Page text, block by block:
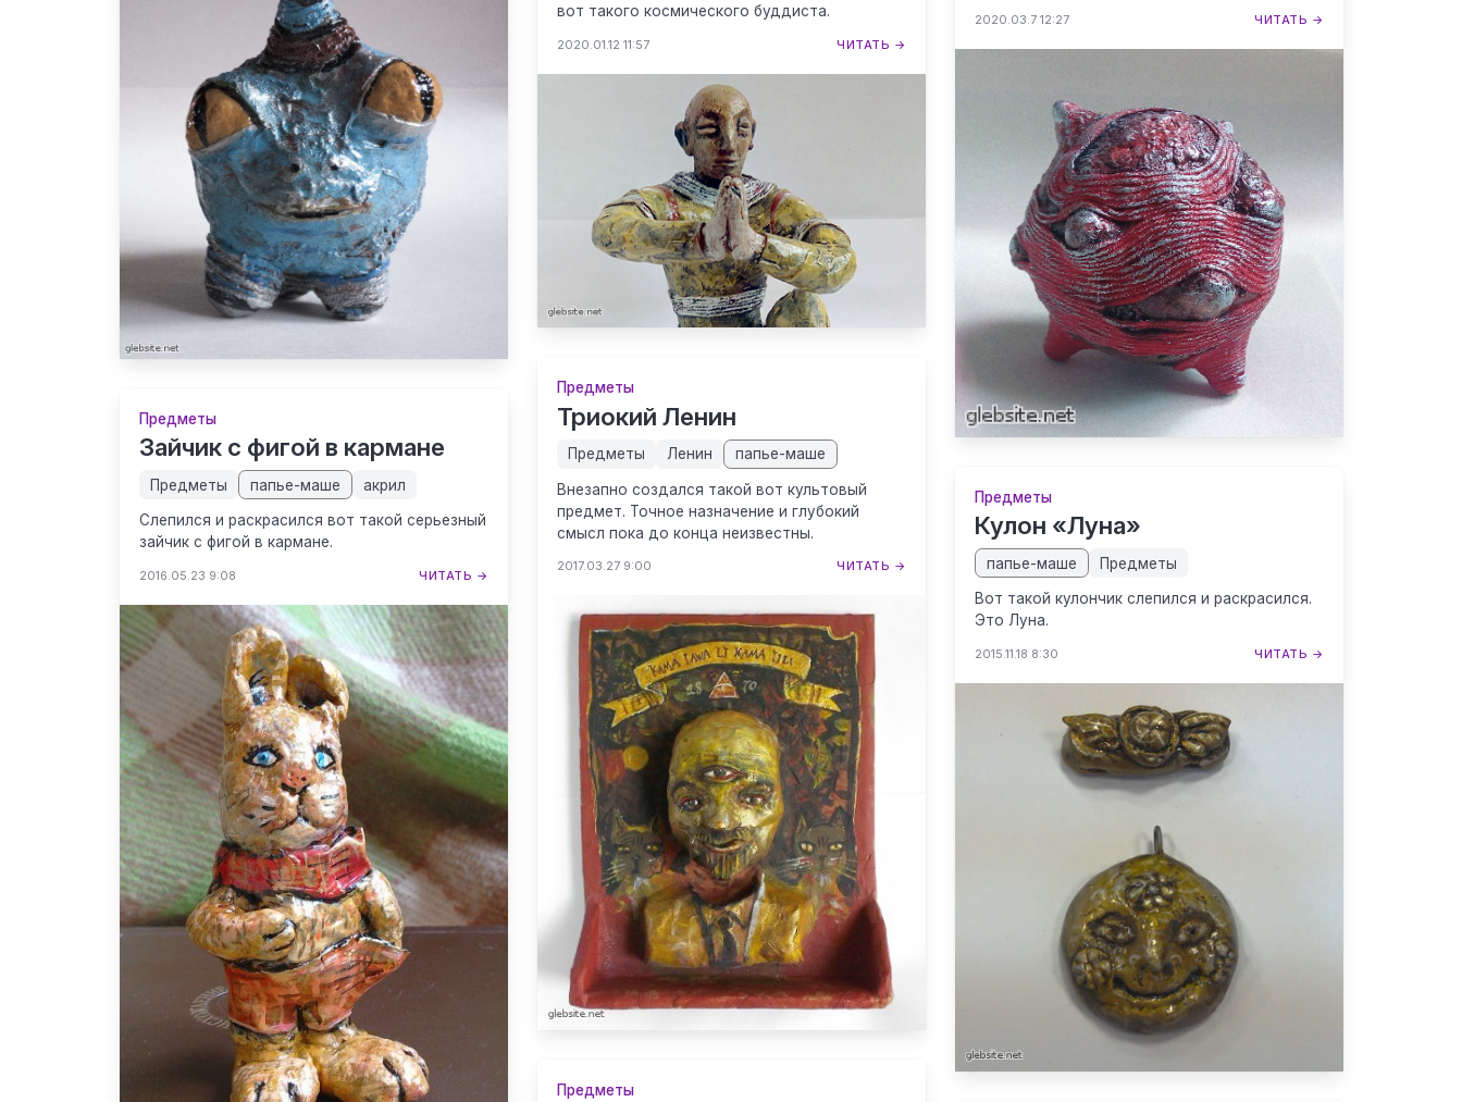
Предметы
Зайчик с фигой в кармане
Предметы папье-маше акрил
Слепился и раскрасился вот такой серьезный
зайчик с фигой в кармане.
2016.05.23 9:08 ЧИТАТЬ →
вот такого космического буддиста.
2020.01.12 11:57 ЧИТАТЬ →
Предметы
Триокий Ленин
Предметы Ленин папье-маше
Внезапно создался такой вот культовый
предмет. Точное назначение и глубокий
смысл пока до конца неизвестны.
2017.03.27 9:00 ЧИТАТЬ →
Предметы
2020.03.7 12:27 ЧИТАТЬ →
Предметы
Кулон «Луна»
папье-маше Предметы
Вот такой кулончик слепился и раскрасился.
Это Луна.
2015.11.18 8:30 ЧИТАТЬ →